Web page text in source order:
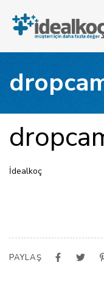
atla
gezinme
bölümüne
geç
İçeriğe
atla
İdealkoç
PAYLAŞ